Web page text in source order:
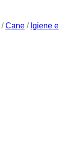
/ Cane / Igiene e